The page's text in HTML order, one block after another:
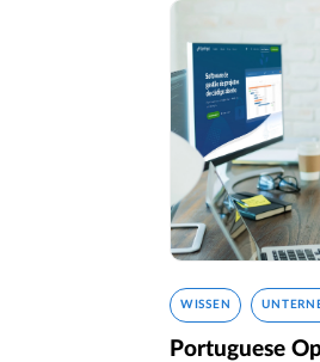
WISSEN
Portuguese